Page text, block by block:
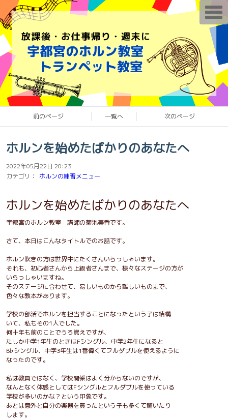
前のページ 一覧へ 次のページ
ホルンを始めたばかりのあなたへ
2022年05月22日 20:23
カテゴリ：
ホルンの練習メニュー
ホルンを始めたばかりのあなたへ
宇都宮のホルン教室 講師の菊池美香です。
さて、本日はこんなタイトルでのお話です。
ホルン吹きの方は世界中にたくさんいらっしゃいます。
それも、初心者さんから上級者さんまで、様々なステージの方が
いらっしゃいますね。
そのステージに合わせて、易しいものから難しいものまで、
色々な教本があります。
学校の部活でホルンを担当することになったという子は結構
いて、私もその1人でした。
何十年も前のことでうろ覚えですが、
たしか中学1年生のときはFシングル、中学2年生になると
B♭シングル、中学3年生は1番偉くてフルダブルを使えるように
なったのです。
私は教員ではなく、学校関係はよく分からないのですが、
なんとなく体感としてはFシングルとフルダブルを使っている
学校が多いのかな？という印象です。
あとは意外と自分の楽器を買ったという子も多くて驚いたり
します。
T
o
g
e
n
v
g
a
i